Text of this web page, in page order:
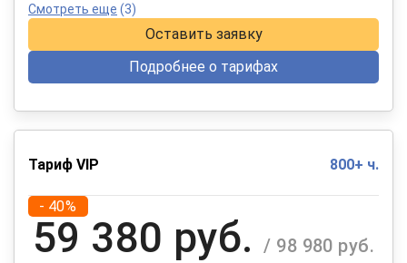
Смотреть еще (3)
Оставить заявку
Подробнее о тарифах
Тариф VIP 800+ ч.
- 40%
59 380 руб. / 98 980 руб.